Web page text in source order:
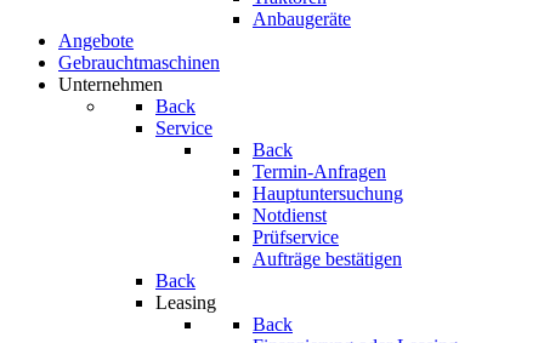
Anbaugeräte
Angebote
Gebrauchtmaschinen
Unternehmen
Back
Service
Back
Termin-Anfragen
Hauptuntersuchung
Notdienst
Prüfservice
Aufträge bestätigen
Back
Leasing
Back